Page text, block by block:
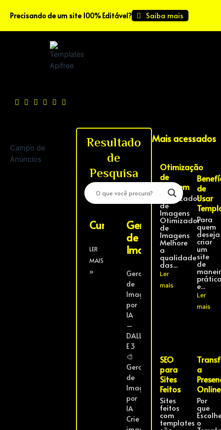
Precisando de um site 100% Editável? Saiba mais
Campo de
Anúncios
Resultado
de
Pesquisa
Cursos
LER
MAIS
»
Gerador
de
Imagens
Gerador
de
Imagens
por
IA
–
DALL-
E 3
🎨
Gerador
de
Imagens
por
IA
Crie
Mais acessados
Otimização
de
Imagem
Otimizador
de
Imagens
Otimizador
de
Imagens
Melhore
a
qualidade
das...
Ler
mais
de
Usar
Para
quem
deseja
criar
um
site
de
e...
Ler
mais
SEO
para
Sites
Feitos
Sites
feitos
com
templates
a
Online
Por
que
o